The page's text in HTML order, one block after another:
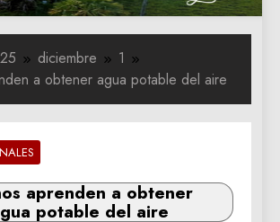
diciembre
1
a obtener agua potable del aire
aprenden a obtener
potable del aire